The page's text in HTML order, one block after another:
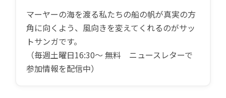
マーヤーの海を渡る私たちの船の帆が真実の方
角に向くよう、風向きを変えてくれるのがサッ
トサンガです。
（毎週土曜日16:30〜 無料 ニュースレターで
参加情報を配信中）